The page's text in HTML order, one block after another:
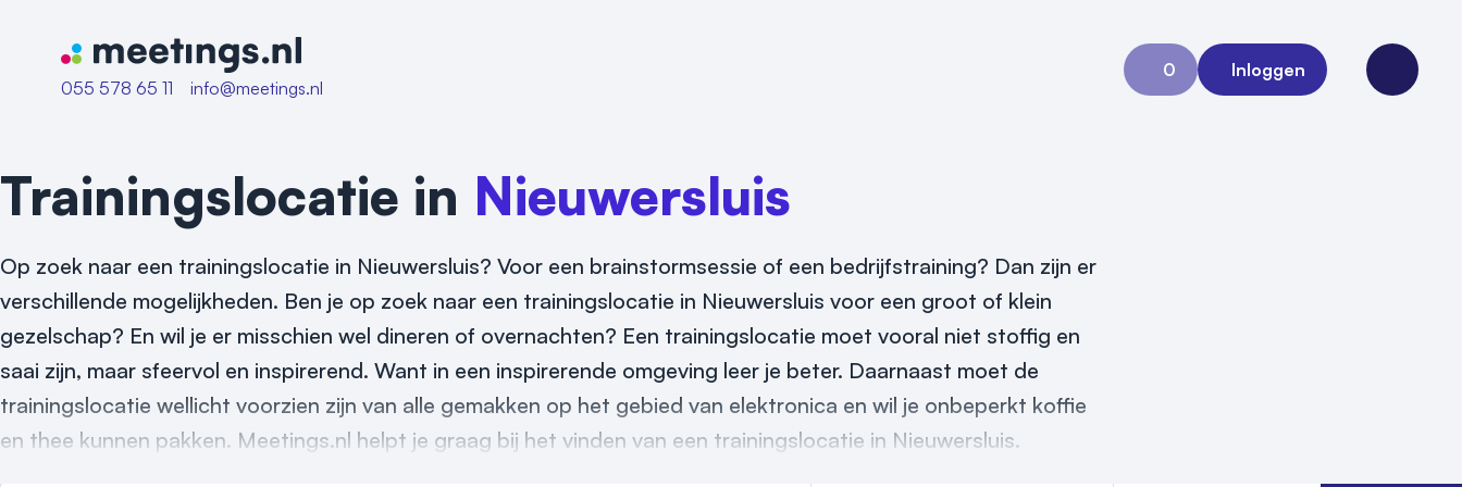
Naar home van Meetings
055 578 65 11
info@meetings.nl
0
Aanvraag 0
Inloggen
Open
Trainingslocatie in Nieuwersluis
Op zoek naar een trainingslocatie in Nieuwersluis? Voor een brainstormsessie of een bedrijfstraining? Dan zijn er
verschillende mogelijkheden. Ben je op zoek naar een trainingslocatie in Nieuwersluis voor een groot of klein
gezelschap? En wil je er misschien wel dineren of overnachten? Een trainingslocatie moet vooral niet stoffig en
saai zijn, maar sfeervol en inspirerend. Want in een inspirerende omgeving leer je beter. Daarnaast moet de
trainingslocatie wellicht voorzien zijn van alle gemakken op het gebied van elektronica en wil je onbeperkt koffie
en thee kunnen pakken. Meetings.nl helpt je graag bij het vinden van een trainingslocatie in Nieuwersluis.